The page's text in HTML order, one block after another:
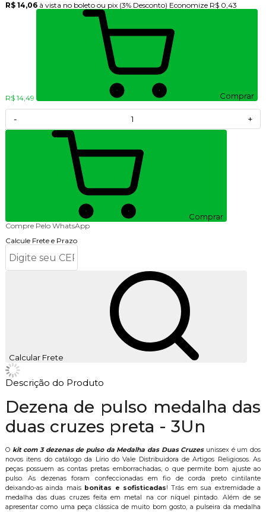
R$ 14,06 à vista no boleto ou pix (3% Desconto) Economize R$ 0,43
R$ 14,49 Comprar
- +
Comprar
Compre Pelo WhatsApp
Calcule Frete e Prazo
Calcular Frete
Descrição do Produto
Dezena de pulso medalha das
duas cruzes preta - 3Un
O kit com 3 dezenas de pulso da Medalha das Duas Cruzesunissex é um dos
novos itens do catálogo da Lírio do Vale Distribuidora de Artigos Religiosos. As
peças possuem as contas pretas emborrachadas, o que permite bom ajuste ao
pulso. As dezenas foram confeccionadas em fio de corda preto cintilante
deixando-as ainda mais bonitas e sofisticadas! Trás em sua extremidade a
medalha das duas cruzes feita em metal na cor níquel pintado. Além de se
apresentar como uma peça clássica de muito bom gosto, a pulseira da medalha